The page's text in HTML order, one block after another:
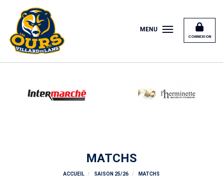
CONNEXION
MENU
MATCHS
ACCUEIL SAISON 25/26 MATCHS
Panneau de gestion des cookies